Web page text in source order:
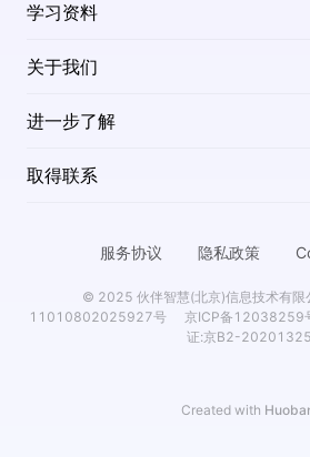
学习资料
关于我们
进一步了解
取得联系
服务协议 隐私政策
© 2025 伙伴智慧(北京)信息技术有限
11010802025927号
京ICP备12038259
证:京B2-20201325
Created with